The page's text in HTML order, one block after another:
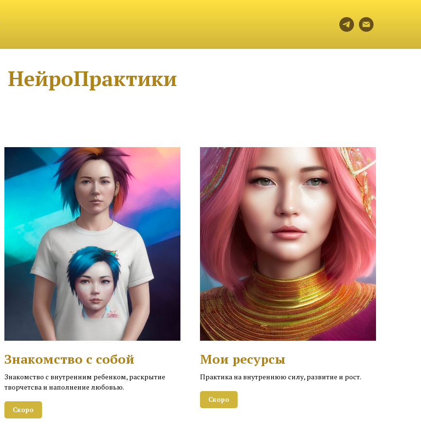
НейроПрактики
Знакомство с собой
Знакомство с внутренним ребенком, раскрытие
творчетсва и наполнение любовью.
Скоро
Мои ресурсы
Практика на внутреннюю силу, развитие и рост.
Скоро